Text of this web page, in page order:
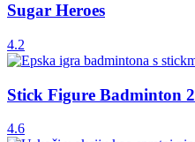
Sugar Heroes
4.2
Stick Figure Badminton 2
4.6